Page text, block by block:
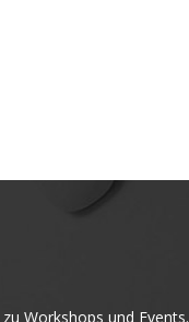
Workshops und Events.